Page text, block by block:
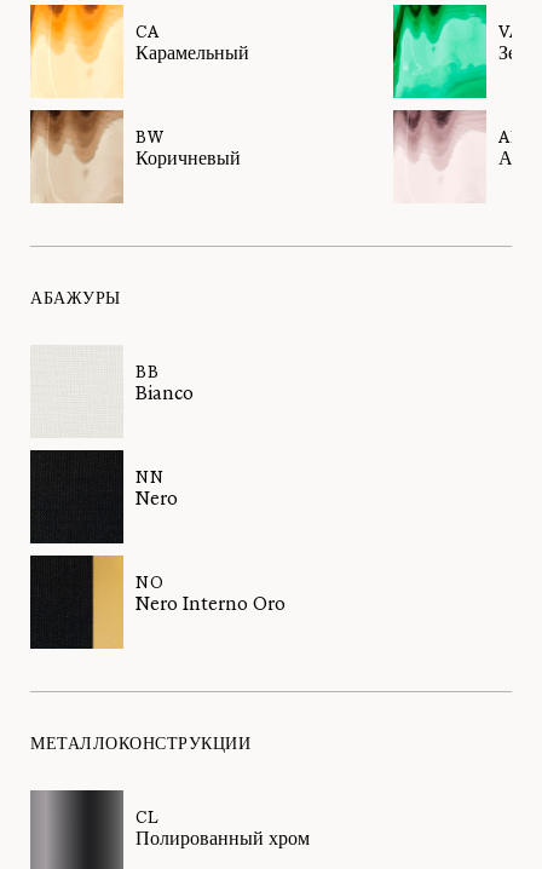
CA
Карамельный
BW
Коричневый
VA
AM
АБАЖУРЫ
BB
Bianco
NN
Nero
NO
Nero Interno Oro
МЕТАЛЛОКОНСТРУКЦИИ
CL
Полированный хром